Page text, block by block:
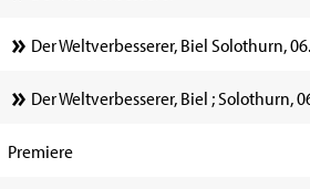
Der Weltverbesserer, Biel Solothurn,
Der Weltverbesserer, Biel ; Solothurn,
Premiere